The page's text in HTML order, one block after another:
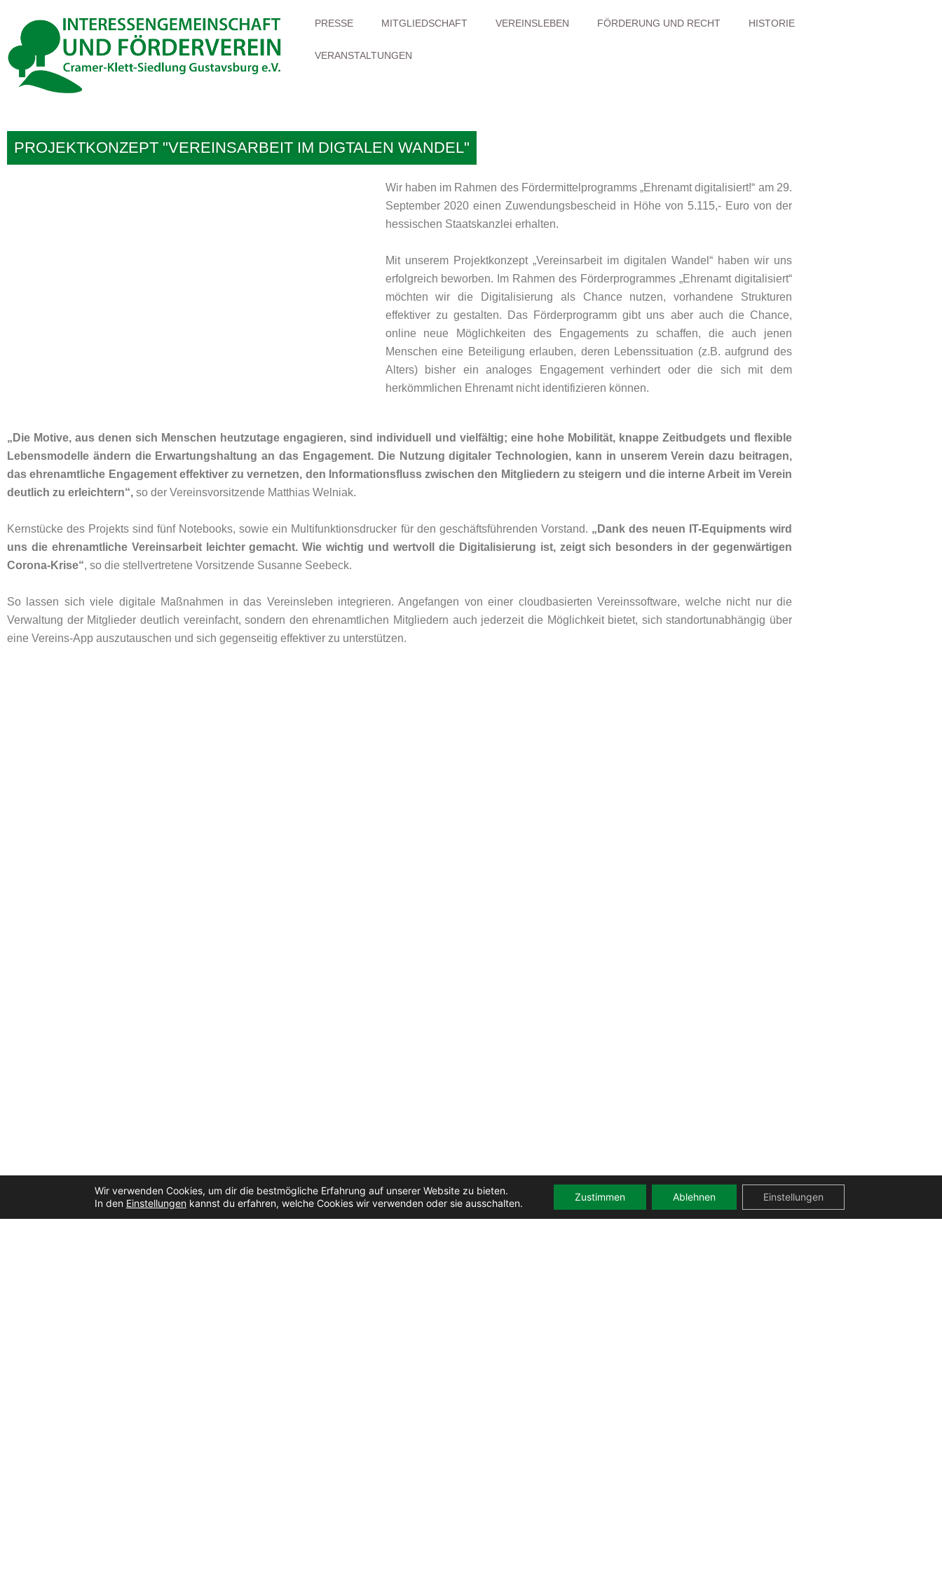
springen
Inhalt
springen
PRESSE MITGLIEDSCHAFT VEREINSLEBEN FÖRDERUNG UND RECHT HISTORIE
VERANSTALTUNGEN
PROJEKTKONZEPT "VEREINSARBEIT IM DIGTALEN WANDEL"
Wir haben im Rahmen des Fördermittelprogramms „Ehrenamt digitalisiert!“ am 29.
September 2020 einen Zuwendungsbescheid in Höhe von 5.115,- Euro von der
hessischen Staatskanzlei erhalten.
Mit unserem Projektkonzept „Vereinsarbeit im digitalen Wandel“ haben wir uns
erfolgreich beworben. Im Rahmen des Förderprogrammes „Ehrenamt digitalisiert“
möchten wir die Digitalisierung als Chance nutzen, vorhandene Strukturen
effektiver zu gestalten. Das Förderprogramm gibt uns aber auch die Chance,
online neue Möglichkeiten des Engagements zu schaffen, die auch jenen
Menschen eine Beteiligung erlauben, deren Lebenssituation (z.B. aufgrund des
Alters) bisher ein analoges Engagement verhindert oder die sich mit dem
herkömmlichen Ehrenamt nicht identifizieren können.
„Die Motive, aus denen sich Menschen heutzutage engagieren, sind individuell und vielfältig; eine hohe Mobilität, knappe Zeitbudgets und flexible
Lebensmodelle ändern die Erwartungshaltung an das Engagement. Die Nutzung digitaler Technologien, kann in unserem Verein dazu beitragen,
das ehrenamtliche Engagement effektiver zu vernetzen, den Informationsfluss zwischen den Mitgliedern zu steigern und die interne Arbeit im Verein
deutlich zu erleichtern“, so der Vereinsvorsitzende Matthias Welniak.
Kernstücke des Projekts sind fünf Notebooks, sowie ein Multifunktionsdrucker für den geschäftsführenden Vorstand. „Dank des neuen IT-Equipments wird
uns die ehrenamtliche Vereinsarbeit leichter gemacht. Wie wichtig und wertvoll die Digitalisierung ist, zeigt sich besonders in der gegenwärtigen
Corona-Krise“, so die stellvertretene Vorsitzende Susanne Seebeck.
So lassen sich viele digitale Maßnahmen in das Vereinsleben integrieren. Angefangen von einer cloudbasierten Vereinssoftware, welche nicht nur die
Verwaltung der Mitglieder deutlich vereinfacht, sondern den ehrenamtlichen Mitgliedern auch jederzeit die Möglichkeit bietet, sich standortunabhängig über
eine Vereins-App auszutauschen und sich gegenseitig effektiver zu unterstützen.
Wir verwenden Cookies, um dir die bestmögliche Erfahrung auf unserer Website zu bieten.
In den Einstellungen kannst du erfahren, welche Cookies wir verwenden oder sie ausschalten.
Zustimmen Ablehnen Einstellungen